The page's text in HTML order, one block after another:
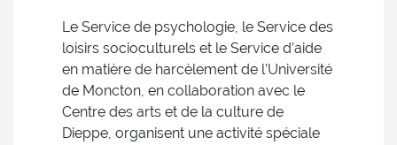
Le Service de psychologie, le Service des
loisirs socioculturels et le Service d’aide
en matière de harcèlement de l’Université
de Moncton, en collaboration avec le
Centre des arts et de la culture de
Dieppe, organisent une activité spéciale